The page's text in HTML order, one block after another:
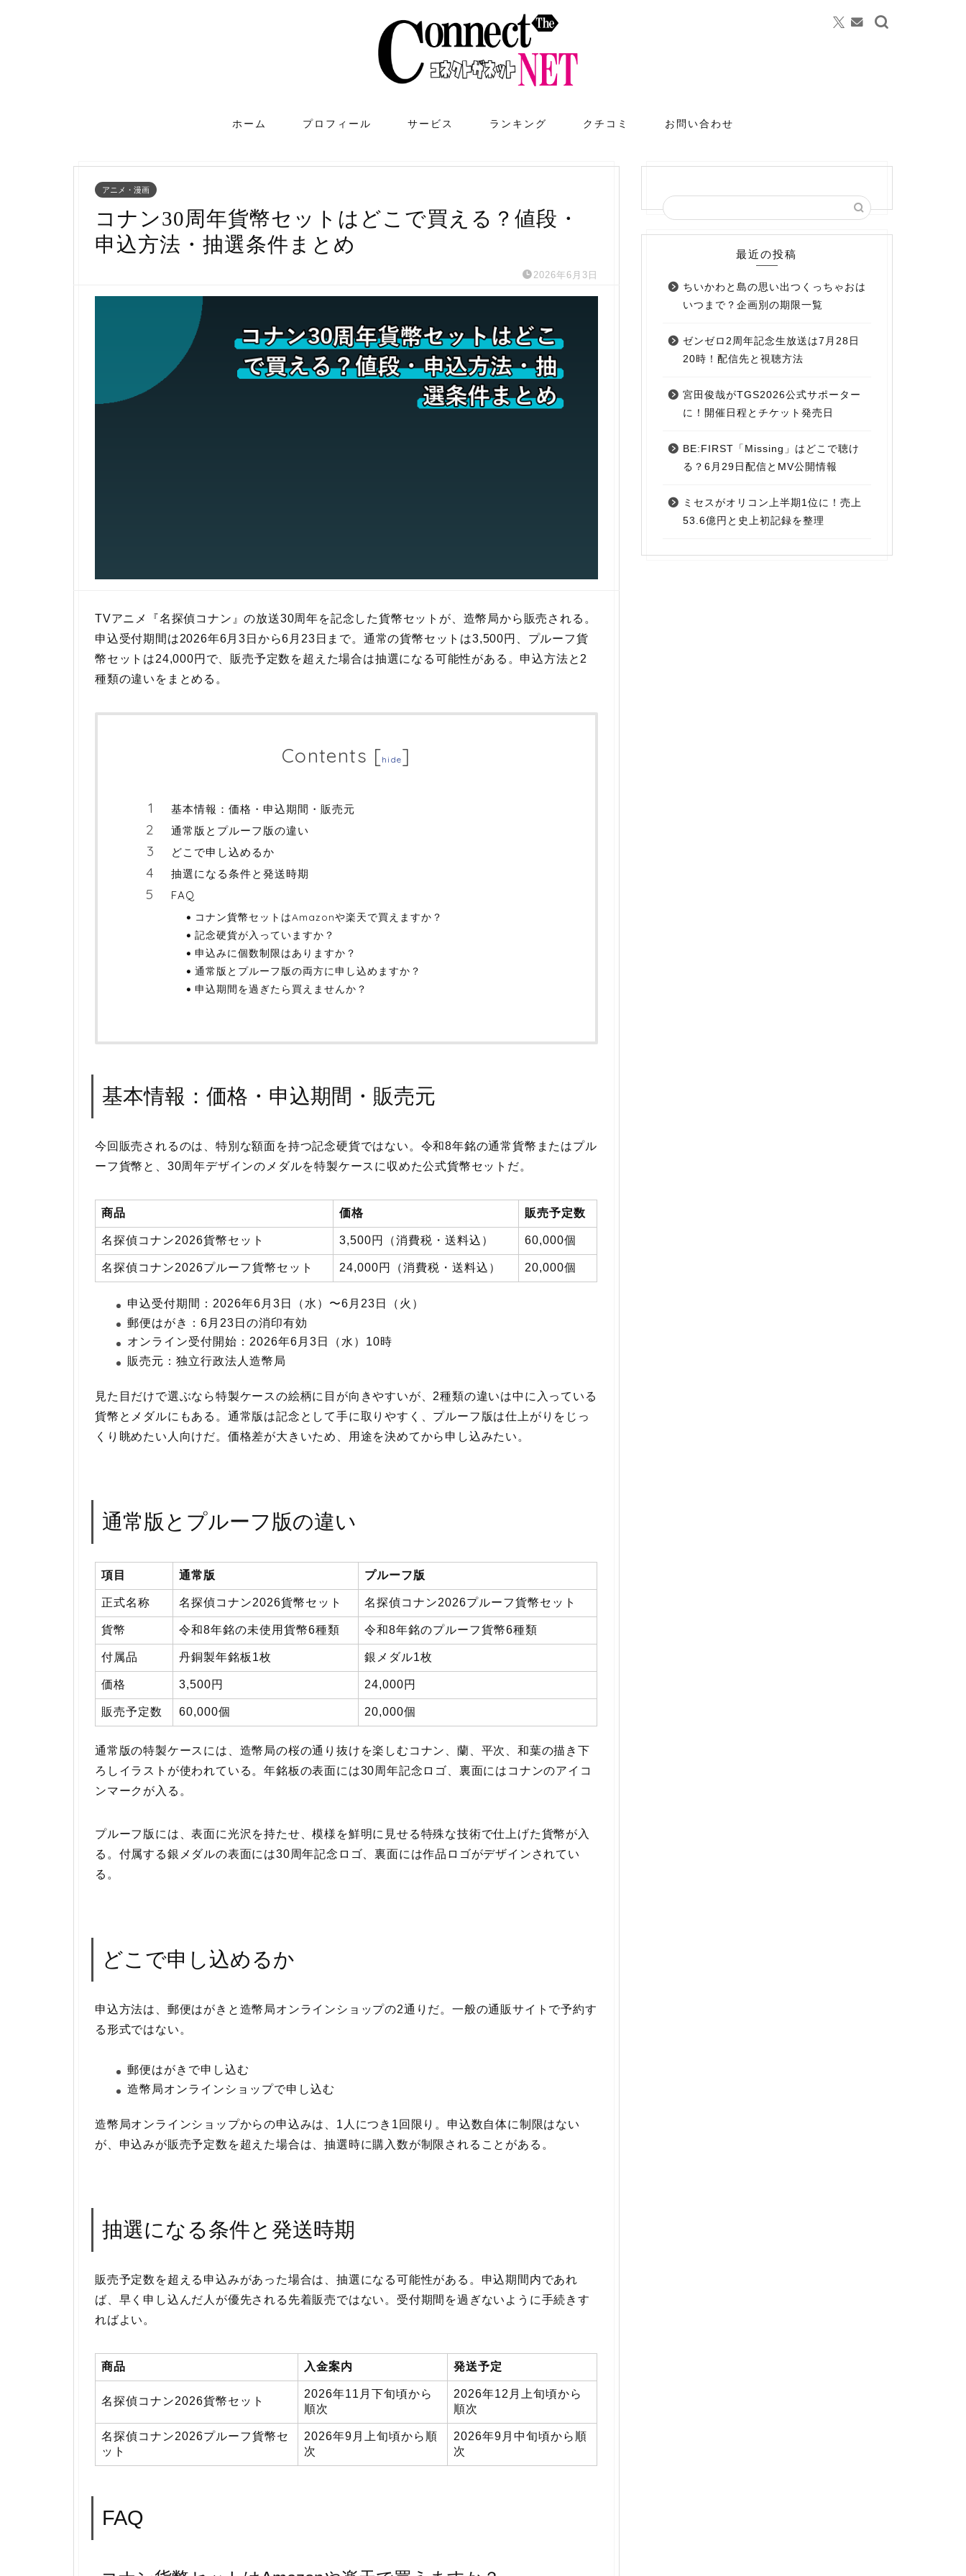
ホーム プロフィール サービス ランキング クチコミ お問い合わせ
アニメ・漫画
コナン30周年貨幣セットはどこで買える？値段・
申込方法・抽選条件まとめ
2026年6月3日
TVアニメ『名探偵コナン』の放送30周年を記念した貨幣セットが、造幣局から販売される。
申込受付期間は2026年6月3日から6月23日まで。通常の貨幣セットは3,500円、プルーフ貨
幣セットは24,000円で、販売予定数を超えた場合は抽選になる可能性がある。申込方法と2
種類の違いをまとめる。
Contents [hide]
基本情報：価格・申込期間・販売元
通常版とプルーフ版の違い
どこで申し込めるか
抽選になる条件と発送時期
FAQ
コナン貨幣セットはAmazonや楽天で買えますか？
記念硬貨が入っていますか？
申込みに個数制限はありますか？
通常版とプルーフ版の両方に申し込めますか？
申込期間を過ぎたら買えませんか？
基本情報：価格・申込期間・販売元
今回販売されるのは、特別な額面を持つ記念硬貨ではない。令和8年銘の通常貨幣またはプル
ーフ貨幣と、30周年デザインのメダルを特製ケースに収めた公式貨幣セットだ。
商品 価格 販売予定数
名探偵コナン2026貨幣セット 3,500円（消費税・送料込） 60,000個
名探偵コナン2026プルーフ貨幣セット 24,000円（消費税・送料込） 20,000個
申込受付期間：2026年6月3日（水）〜6月23日（火）
郵便はがき：6月23日の消印有効
オンライン受付開始：2026年6月3日（水）10時
販売元：独立行政法人造幣局
見た目だけで選ぶなら特製ケースの絵柄に目が向きやすいが、2種類の違いは中に入っている
貨幣とメダルにもある。通常版は記念として手に取りやすく、プルーフ版は仕上がりをじっ
くり眺めたい人向けだ。価格差が大きいため、用途を決めてから申し込みたい。
通常版とプルーフ版の違い
項目 通常版 プルーフ版
正式名称 名探偵コナン2026貨幣セット 名探偵コナン2026プルーフ貨幣セット
貨幣 令和8年銘の未使用貨幣6種類 令和8年銘のプルーフ貨幣6種類
付属品 丹銅製年銘板1枚 銀メダル1枚
価格 3,500円 24,000円
販売予定数 60,000個 20,000個
通常版の特製ケースには、造幣局の桜の通り抜けを楽しむコナン、蘭、平次、和葉の描き下
ろしイラストが使われている。年銘板の表面には30周年記念ロゴ、裏面にはコナンのアイコ
ンマークが入る。
プルーフ版には、表面に光沢を持たせ、模様を鮮明に見せる特殊な技術で仕上げた貨幣が入
る。付属する銀メダルの表面には30周年記念ロゴ、裏面には作品ロゴがデザインされてい
る。
どこで申し込めるか
申込方法は、郵便はがきと造幣局オンラインショップの2通りだ。一般の通販サイトで予約す
る形式ではない。
郵便はがきで申し込む
造幣局オンラインショップで申し込む
造幣局オンラインショップからの申込みは、1人につき1回限り。申込数自体に制限はない
が、申込みが販売予定数を超えた場合は、抽選時に購入数が制限されることがある。
抽選になる条件と発送時期
販売予定数を超える申込みがあった場合は、抽選になる可能性がある。申込期間内であれ
ば、早く申し込んだ人が優先される先着販売ではない。受付期間を過ぎないように手続きす
ればよい。
商品 入金案内 発送予定
名探偵コナン2026貨幣セット
2026年11月下旬頃から
順次
2026年12月上旬頃から
順次
名探偵コナン2026プルーフ貨幣セ
ット
2026年9月上旬頃から順
次
2026年9月中旬頃から順
次
FAQ
最近の投稿
ちいかわと島の思い出つくっちゃおは
いつまで？企画別の期限一覧
ゼンゼロ2周年記念生放送は7月28日
20時！配信先と視聴方法
宮田俊哉がTGS2026公式サポーター
に！開催日程とチケット発売日
BE:FIRST「Missing」はどこで聴け
る？6月29日配信とMV公開情報
ミセスがオリコン上半期1位に！売上
53.6億円と史上初記録を整理